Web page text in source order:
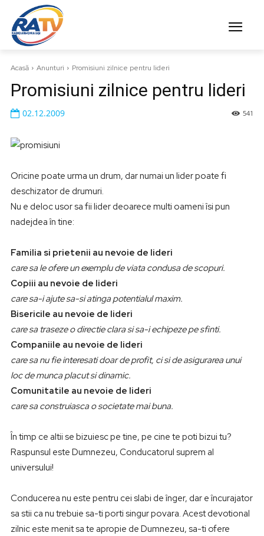
Acasă Anunturi Promisiuni zilnice pentru lideri
Promisiuni zilnice pentru lideri
541
02.12.2009
Oricine poate urma un drum, dar numai un lider poate fi
deschizator de drumuri.
Nu e deloc usor sa fii lider deoarece multi oameni îsi pun
nadejdea în tine:
Familia si prietenii au nevoie de lideri
care sa le ofere un exemplu de viata condusa de scopuri.
Copiii au nevoie de lideri
care sa-i ajute sa-si atinga potentialul maxim.
Bisericile au nevoie de lideri
care sa traseze o directie clara si sa-i echipeze pe sfinti.
Companiile au nevoie de lideri
care sa nu fie interesati doar de profit, ci si de asigurarea unui
loc de munca placut si dinamic.
Comunitatile au nevoie de lideri
care sa construiasca o societate mai buna.
În timp ce altii se bizuiesc pe tine, pe cine te poti bizui tu?
Raspunsul este Dumnezeu, Conducatorul suprem al
universului!
Conducerea nu este pentru cei slabi de înger, dar e încurajator
sa stii ca nu trebuie sa-ti porti singur povara. Acest devotional
zilnic este menit sa te apropie de Dumnezeu, sa-ti ofere